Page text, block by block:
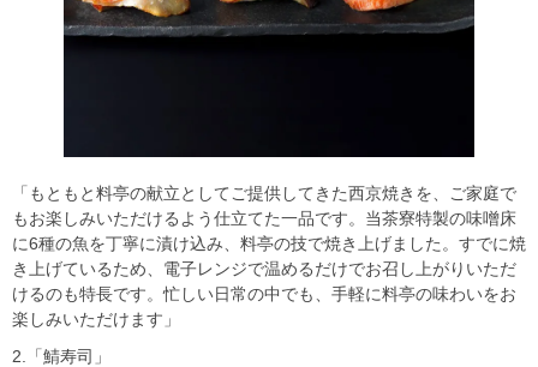
「もともと料亭の献立としてご提供してきた西京焼きを、ご家庭で
もお楽しみいただけるよう仕立てた一品です。当茶寮特製の味噌床
に6種の魚を丁寧に漬け込み、料亭の技で焼き上げました。すでに焼
き上げているため、電子レンジで温めるだけでお召し上がりいただ
けるのも特長です。忙しい日常の中でも、手軽に料亭の味わいをお
楽しみいただけます」
2.「鯖寿司」